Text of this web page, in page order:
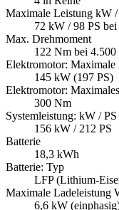
Maximale Leistung kW /
72 kW / 98 PS
Max. Drehmoment
122 Nm bei
Elektromotor:
145 kW (197 PS)
Elektromotor:
300 Nm
Systemleistung: kW / PS
156 kW / 212 PS
Batterie
18,3 kWh
Batterie: Typ
LFP (Lithium-
Maximale Ladeleistung
6,6 kW